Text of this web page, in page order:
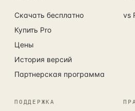
Скачать бесплатно
Купить Pro
Цены
История версий
Партнерская программа
vs
ПОДДЕРЖКА